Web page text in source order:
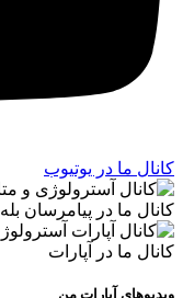
کانال ما در یوتیوب
کانال ما در پیامرسان بله
کانال ما در آپارات
ویدیوهای آپارات من